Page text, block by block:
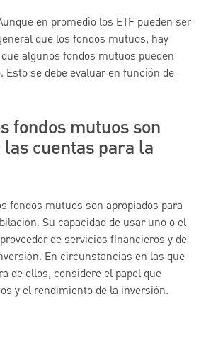
en promedio los ETF pueden ser
que los fondos mutuos, hay
algunos fondos mutuos pueden
se debe evaluar en función de
fondos mutuos son
cuentas para la
fondos mutuos son apropiados para
Su capacidad de usar uno o el
de servicios financieros y de
En circunstancias en las que
de ellos, considere el papel que
y el rendimiento de la inversión.